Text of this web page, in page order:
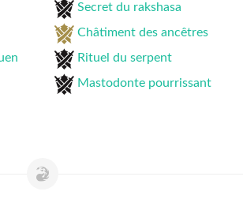
Secret du rakshasa
Châtiment des ancêtres
Rituel du serpent
Mastodonte pourrissant